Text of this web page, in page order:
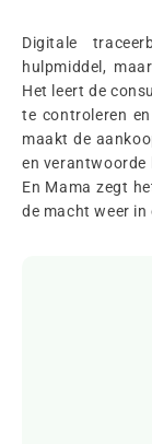
Digitale
hulpmiddel,
Het leert de
te controleren
maakt de
en verantwoorde
En Mama zegt
de macht weer in